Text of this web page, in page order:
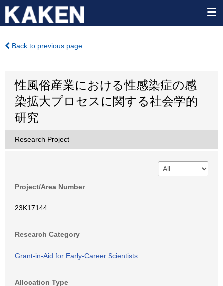
Back to previous page
性風俗産業における性感染症の感
染拡大プロセスに関する社会学的
研究
Research Project
Project/Area Number
23K17144
Research Category
Grant-in-Aid for Early-Career Scientists
Allocation Type